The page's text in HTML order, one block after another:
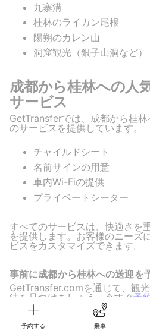
予約する 乗車
九寨溝
桂林のライカン尾根
陽朔のカレン山
洞窟観光（銀子山洞など）
成都から桂林への人
サービス
GetTransferでは、成都から桂
のサービスを提供しています。
チャイルドシート
名前サインの用意
車内Wi-Fiの提供
プライベートシーター
すべてのサービスは、快適さを
を提供します。お客様のニーズ
ビスをカスタマイズできます。
事前に成都から桂林への送迎を
GetTransfer.comを通じて、観
法を見つけましょう。今すぐ予
金でお得な移動が可能です。